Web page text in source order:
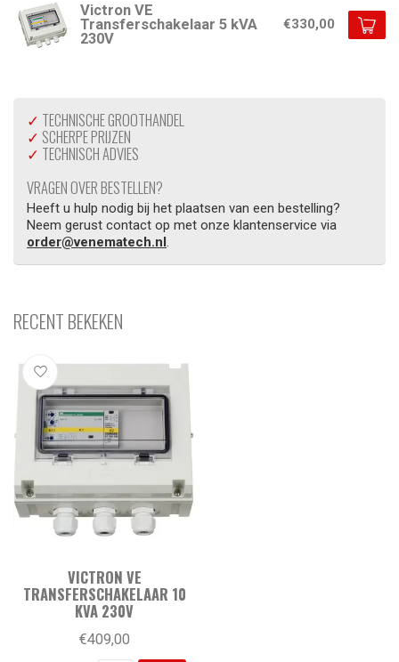
Victron VE
Transferschakelaar 5 kVA
230V
€330,00
✓ TECHNISCHE GROOTHANDEL
✓ SCHERPE PRIJZEN
✓ TECHNISCH ADVIES
VRAGEN OVER BESTELLEN?
Heeft u hulp nodig bij het plaatsen van een bestelling?
Neem gerust contact op met onze klantenservice via
order@venematech.nl.
RECENT BEKEKEN
VICTRON VE
TRANSFERSCHAKELAAR 10
KVA 230V
€409,00